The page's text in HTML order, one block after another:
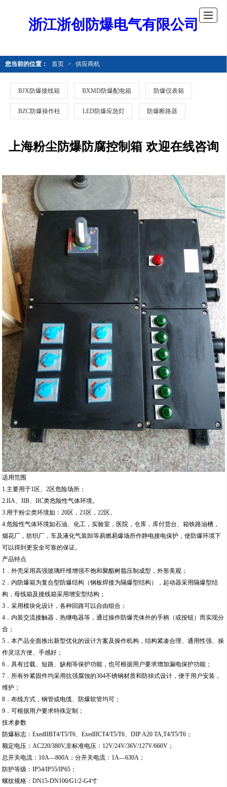
浙江浙创防爆电气有限公司
您当前的位置： 首页 > 供应商机
BJX防爆接线箱 BXMD防爆配电箱 防爆仪表箱
BZC防爆操作柱 LED防爆应急灯 防爆断路器
上海粉尘防爆防腐控制箱 欢迎在线咨询
适用范围
1.主要用于1区、2区危险场所；
2.IIA、IIB、IIC类危险性气体环境。
3.用于粉尘类环境如：20区，21区，22区。
4.危险性气体环境如石油、化工，实验室，医院，仓库，库付货台、箱铁路油槽，
烟花厂，纺织厂，车及液化气装卸等易燃易爆场所作静电接电保护，使防爆环境下
可以得到更安全可靠的保证。
产品特点
1．外壳采用高强玻璃纤维增强不饱和聚酯树脂压制成型，外形美观；
2．内防爆箱为复合型防爆结构（钢板焊接为隔爆型结构），起动器采用隔爆型结
构，母线箱及接线箱采用增安型结构；
3．采用模块化设计，各种回路可以自由组合；
4．内装交流接触器，热继电器等，通过操作防爆壳体外的手柄（或按钮）而实现分
合；
5．本产品全面推出新型优化的设计方案及操作机构，结构紧凑合理、通用性强、操
作灵活方便、手感好；
6．具有过载、短路、缺相等保护功能，也可根据用户要求增加漏电保护功能；
7．所有外紧固件均采用抗强腐蚀的304不锈钢材质和防掉式设计，便于用户安装，
维护；
8．布线方式，钢管或电缆、防爆软管均可；
9．可根据用户要求特殊定制；
技术参数
防爆标志：ExedIIBT4/T5/T6、ExedIICT4/T5/T6、DIP A20 TA,T4/T5/T6；
额定电压：AC220/380V,非标准电压：12V/24V/36V/127V/660V；
总开关电流：10A—800A；分开关电流：1A—630A；
防护等级：IP54/IP55/IP65；
螺纹规格：DN15-DN100/G1/2-G4寸